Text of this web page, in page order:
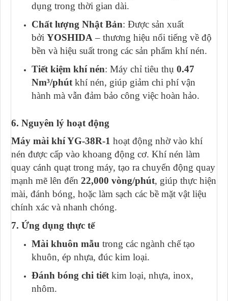
dụng trong thời gian dài.
Chất lượng Nhật Bản: Được sản xuất
bởi YOSHIDA – thương hiệu nổi tiếng về độ
bền và hiệu suất trong các sản phẩm khí nén.
Tiết kiệm khí nén: Máy chỉ tiêu thụ 0.47
Nm³/phút khí nén, giúp giảm chi phí vận
hành mà vẫn đảm bảo công việc hoàn hảo.
6. Nguyên lý hoạt động
Máy mài khí YG-38R-1 hoạt động nhờ vào khí
nén được cấp vào khoang động cơ. Khí nén làm
quay cánh quạt trong máy, tạo ra chuyển động quay
mạnh mẽ lên đến 22,000 vòng/phút, giúp thực hiện
mài, đánh bóng, hoặc làm sạch các bề mặt vật liệu
chính xác và nhanh chóng.
7. Ứng dụng thực tế
Mài khuôn mẫu trong các ngành chế tạo
khuôn, ép nhựa, đúc kim loại.
Đánh bóng chi tiết kim loại, nhựa, inox,
nhôm.